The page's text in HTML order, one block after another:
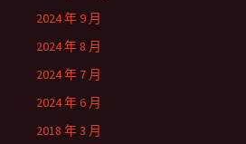
2024 年 9 月
2024 年 8 月
2024 年 7 月
2024 年 6 月
2018 年 3 月